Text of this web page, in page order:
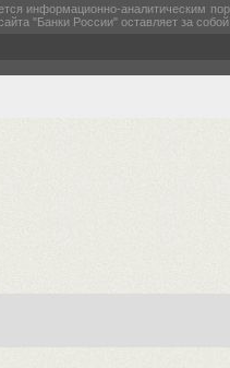
информационно-аналитическим
"Банки России" оставляет за